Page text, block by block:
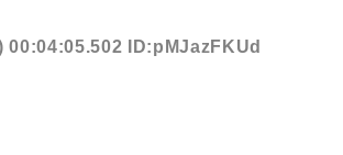
00:04:05.502 ID:pMJazFKUd